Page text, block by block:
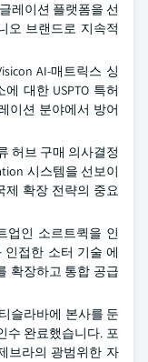
레이션 플랫폼을 선
오 브랜드로 지속적
AI-매트릭스 싱
대한 USPTO 특허
이션 분야에서 방어
허브 구매 의사결정
시스템을 선보이
제 확장 전략의 중요
업인 소르트퀵을 인
인접한 소터 기술 에
확장하고 통합 공급
슬라바에 본사를 둔
수 완료했습니다. 포
브라의 광범위한 자